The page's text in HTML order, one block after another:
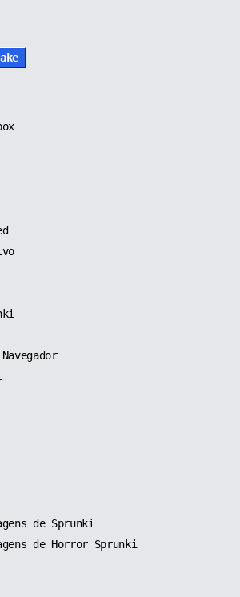
de Sprunki
de Horror Sprunki